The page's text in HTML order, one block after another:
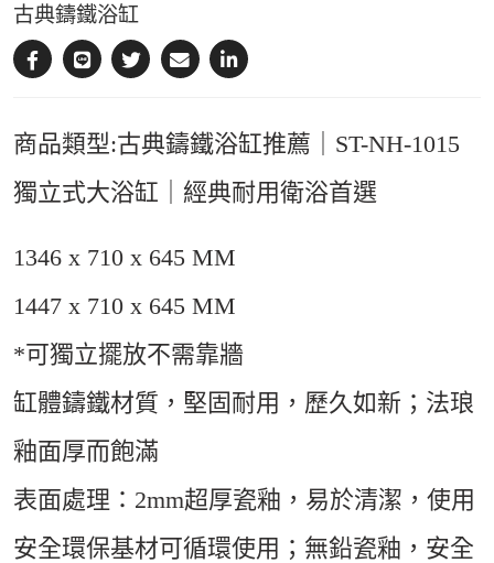
古典鑄鐵浴缸
商品類型:古典鑄鐵浴缸推薦｜ST-NH-1015
獨立式大浴缸｜經典耐用衛浴首選
1346 x 710 x 645 MM
1447 x 710 x 645 MM
*可獨立擺放不需靠牆
缸體鑄鐵材質，堅固耐用，歷久如新；法琅
釉面厚而飽滿
表面處理：2mm超厚瓷釉，易於清潔，使用
安全環保基材可循環使用；無鉛瓷釉，安全